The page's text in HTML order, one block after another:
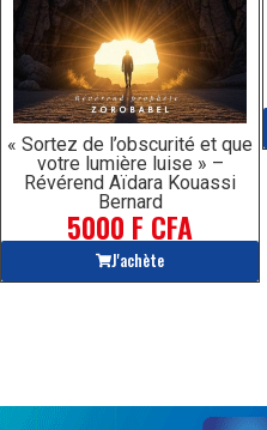
« Sortez de l’obscurité et que
votre lumière luise » –
Révérend Aïdara Kouassi
Bernard
5000 F CFA
J'achète